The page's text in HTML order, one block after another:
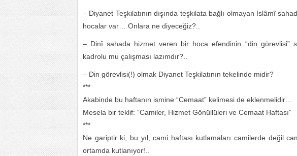
– Diyanet Teşkilatının dışında teşkilata bağlı olmayan İslâmî
hocalar var… Onlara ne diyeceğiz?..
– Dinî sahada hizmet veren bir hoca efendinin “din görevlisi”
kadrolu mu çalışması lazımdır?..
– Din görevlisi(!) olmak Diyanet Teşkilatının tekelinde midir?
***
Akabinde bu haftanın ismine “Cemaat” kelimesi de eklenmelidir…
Mesela bir teklif: “Camiler, Hizmet Gönüllüleri ve Cemaat Haftası”
***
Ne gariptir ki, bu yıl, cami haftası kutlamaları camilerde değil
ortamda kutlanıyor!..